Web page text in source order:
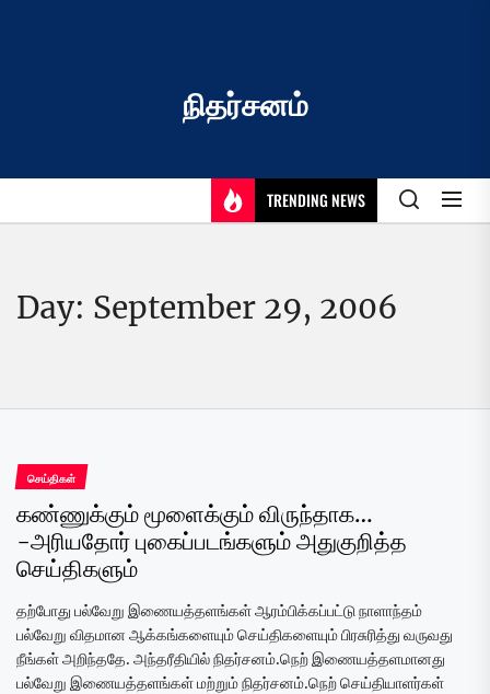
நிதர்சனம்
TRENDING NEWS
Day: September 29, 2006
செய்திகள்
கண்ணுக்கும் மூளைக்கும் விருந்தாக…
-அரியதோர் புகைப்படங்களும் அதுகுறித்த
செய்திகளும்
தற்போது பல்வேறு இணையத்தளங்கள் ஆரம்பிக்கப்பட்டு நாளாந்தம்
பல்வேறு விதமான ஆக்கங்களையும் செய்திகளையும் பிரசுரித்து வருவது
நீங்கள் அறிந்ததே. அந்தரீதியில் நிதர்சனம்.நெற் இணையத்தளமானது
பல்வேறு இணையத்தளங்கள் மற்றும் நிதர்சனம்.நெற் செய்தியாளர்கள்